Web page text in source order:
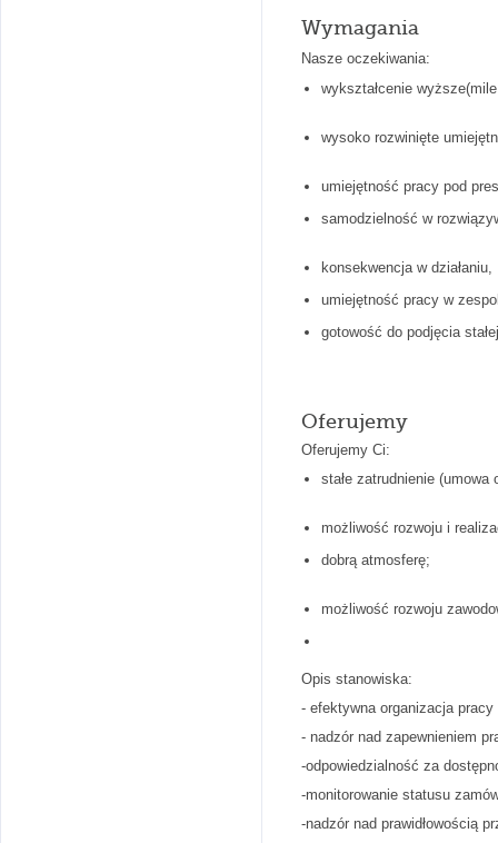
Wymagania
Nasze oczekiwania:
wykształcenie
wysoko rozwinięte
umiejętność pracy pod
samodzielność w
konsekwencja w działaniu,
umiejętność pracy w
gotowość do podjęcia
Oferujemy
Oferujemy Ci:
stałe zatrudnienie
możliwość rozwoju i
dobrą atmosferę;
możliwość rozwoju
Opis stanowiska:
- efektywna organizacja pracy
- nadzór nad zapewnieniem
-odpowiedzialność za
-monitorowanie statusu
-nadzór nad prawidłowością